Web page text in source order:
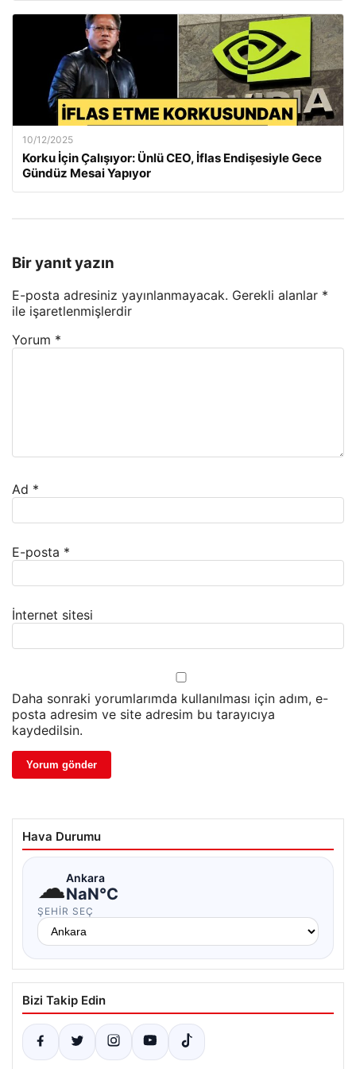
10/12/2025
Korku İçin Çalışıyor: Ünlü CEO, İflas Endişesiyle Gece
Gündüz Mesai Yapıyor
Bir yanıt yazın
E-posta adresiniz yayınlanmayacak. Gerekli alanlar *
ile işaretlenmişlerdir
Yorum *
Ad *
E-posta *
İnternet sitesi
Daha sonraki yorumlarımda kullanılması için adım, e-
posta adresim ve site adresim bu tarayıcıya
kaydedilsin.
Hava Durumu
☁Ankara
NaN°C
ŞEHIR SEÇ
Bizi Takip Edin